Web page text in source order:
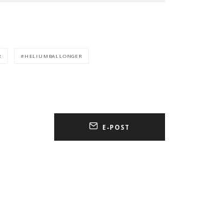
HELIUMBALLONGER
E-POST